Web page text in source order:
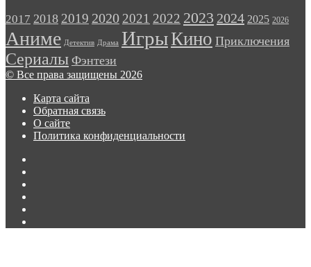
всех
сторон
в
трейлере
второго
сезона
сериала
«Лэндмен»
2017 2018 2019 2020 2021 2022 2023 2024 2025 2026
Аниме Детектив Драма ИгрыКино Приключения
Сериалы Фэнтези
© Все права защищены 2026
Карта сайта
Обратная связь
О сайте
Политика конфиденциальности